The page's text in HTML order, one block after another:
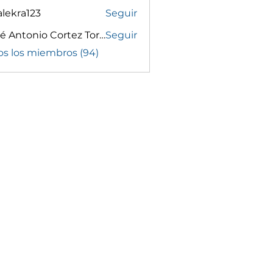
Seguir
José Antonio Cortez TorrezSeguir
los miembros (94)